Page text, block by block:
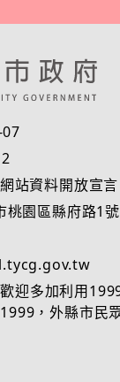
站資料開放宣言
桃園區縣府路1號
迎多加利用
，外縣市民